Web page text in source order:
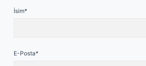
İsim*
E-Posta*